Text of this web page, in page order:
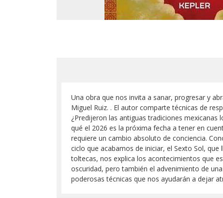
Una obra que nos invita a sanar, progresar y
Miguel Ruiz. . El autor comparte técnicas de
¿Predijeron las antiguas tradiciones
qué el 2026 es la próxima fecha a tener en
requiere un cambio absoluto de conciencia.
ciclo que acabamos de iniciar, el Sexto Sol,
toltecas, nos explica los acontecimientos que
oscuridad, pero también el advenimiento de
poderosas técnicas que nos ayudarán a dejar